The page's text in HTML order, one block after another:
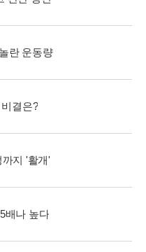
란 운동량
결은?
지 '활개'
배나 높다